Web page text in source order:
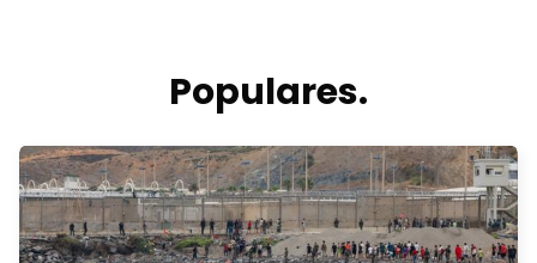
Populares.